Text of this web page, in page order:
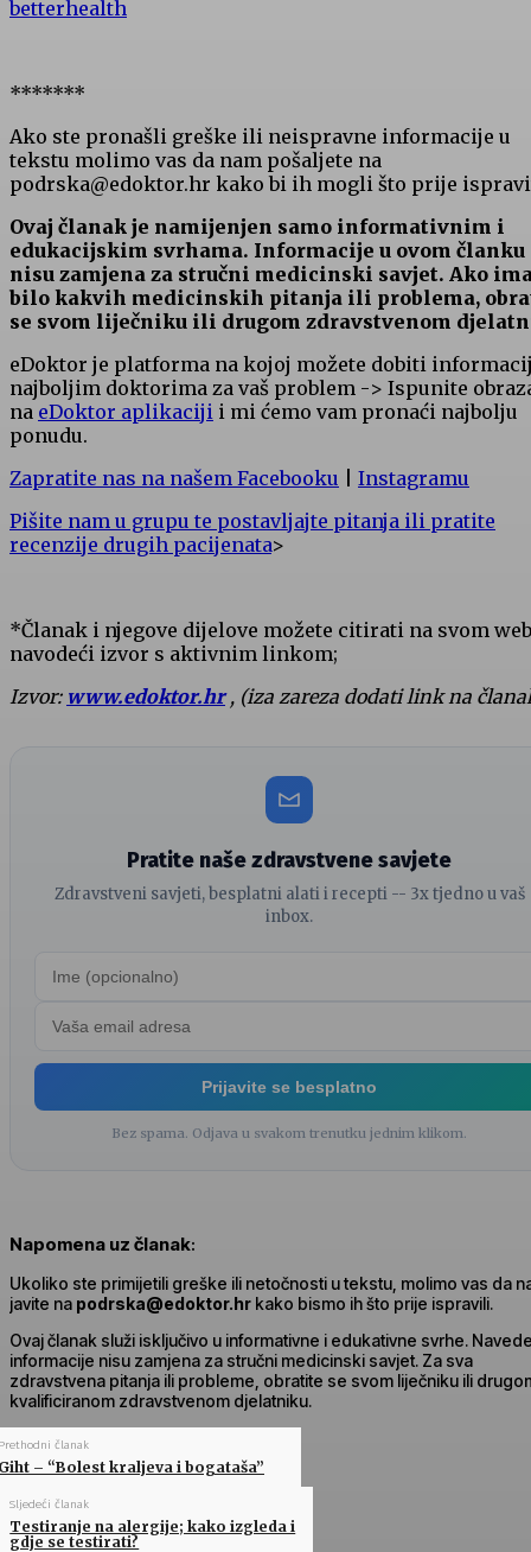
betterhealth
*******
Ako ste pronašli greške ili neispravne informacije u
tekstu molimo vas da nam pošaljete na
podrska@edoktor.hr kako bi ih mogli što prije
Ovaj članak je namijenjen samo informativnim i
edukacijskim svrhama. Informacije u ovom članku
nisu zamjena za stručni medicinski savjet. Ako
bilo kakvih medicinskih pitanja ili problema,
se svom liječniku ili drugom zdravstvenom
eDoktor je platforma na kojoj možete dobiti
najboljim doktorima za vaš problem -> Ispunite
na eDoktor aplikaciji i mi ćemo vam pronaći najbolju
ponudu.
Zapratite nas na našem Facebooku
Instagramu
Pišite nam u grupu te postavljajte pitanja ili pratite
recenzije drugih pacijenata>
*Članak i njegove dijelove možete citirati na svom
navodeći izvor s aktivnim linkom;
Izvor: www.edoktor.hr, (iza zareza dodati link na
Pratite naše zdravstvene savjete
Zdravstveni savjeti, besplatni alati i recepti -- 3x tjedno u vaš
inbox.
Prijavite se besplatno
Bez spama. Odjava u svakom trenutku jednim klikom.
Napomena uz članak:
Ukoliko ste primijetili greške ili netočnosti u tekstu, molimo vas da
javite na podrska@edoktor.hr kako bismo ih što prije ispravili.
Ovaj članak služi isključivo u informativne i edukativne svrhe.
informacije nisu zamjena za stručni medicinski savjet. Za sva
zdravstvena pitanja ili probleme, obratite se svom liječniku ili
kvalificiranom zdravstvenom djelatniku.
članak
– “Bolest kraljeva i bogataša”
Sljedeći članak
Testiranje na alergije; kako izgleda i
gdje se testirati?